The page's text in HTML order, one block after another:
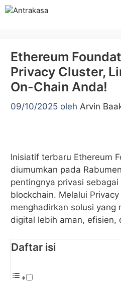
Langsung
Ethereum
Privacy Cluster,
On-Chain Anda!
09/10/2025 oleh Arvin
Inisiatif terbaru Ethereum
diumumkan pada
pentingnya privasi
blockchain. Melalui
menghadirkan solusi yang
digital lebih aman, efisien,
Daftar isi